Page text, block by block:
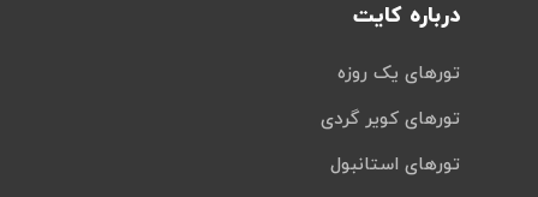
درباره کایت
تورهای یک روزه
تورهای کویر گردی
تورهای استانبول